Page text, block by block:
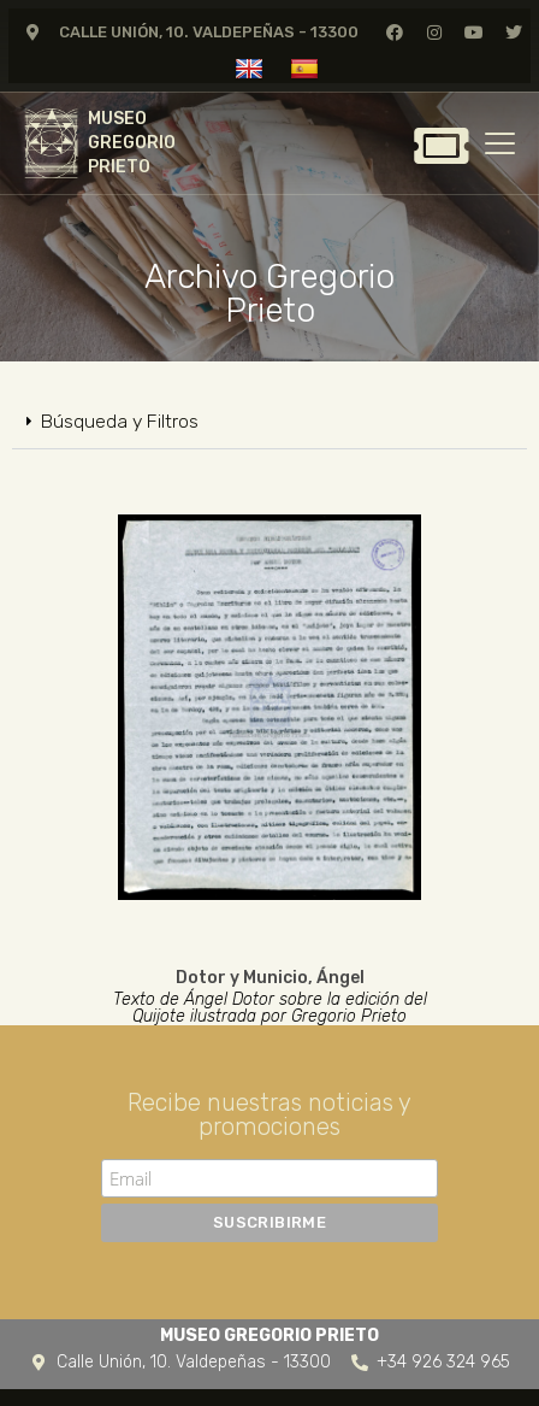
CALLE UNIÓN, 10. VALDEPEÑAS - 13300
MUSEO
GREGORIO
PRIETO
MUSEO
GREGORIO
PRIETO
GREGORIO PRIETO
MUSEO
ARCHIVO
CERTAMEN DE DIBUJO
FUNDACIÓN
NOTICIAS
Archivo Gregorio
Prieto
Búsqueda y Filtros
Dotor y Municio, Ángel
Texto de Ángel Dotor sobre la edición del
Quijote ilustrada por Gregorio Prieto
Recibe nuestras noticias y
promociones
MUSEO GREGORIO PRIETO
Calle Unión, 10. Valdepeñas - 13300
+34 926 324 965